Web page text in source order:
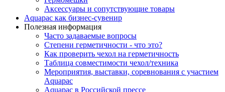
Аксессуары и сопутствующие товары
Aquapac как бизнес-сувенир
Полезная информация
Часто задаваемые вопросы
Степени герметичности - что это?
Как проверить чехол на герметичность
Таблица совместимости чехол/техника
Мероприятия, выставки, соревнования с участием
Aquapac
Aquapac в Российской прессе